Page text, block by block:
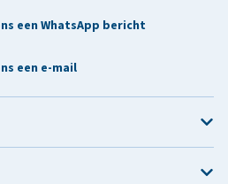
een WhatsApp bericht
een e-mail